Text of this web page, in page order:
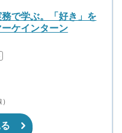
で学ぶ。「好き」を
ケインターン